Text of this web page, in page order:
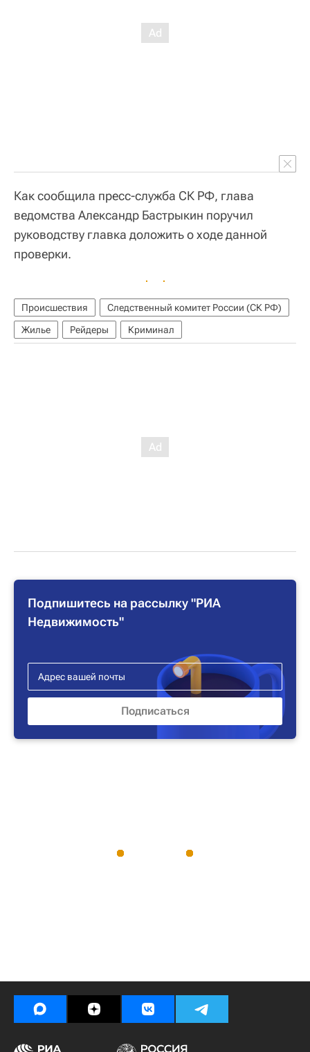
Как сообщила пресс-служба СК РФ, глава
ведомства Александр Бастрыкин поручил
руководству главка доложить о ходе данной
проверки.
Происшествия
Следственный комитет России (СК РФ)
Жилье
Рейдеры Криминал
Подпишитесь на рассылку "РИА
Недвижимость"